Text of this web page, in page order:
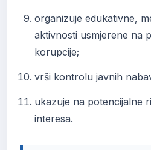
organizuje edukativne,
aktivnosti usmjerene na
korupcije;
vrši kontrolu javnih
ukazuje na potencijalne
interesa.